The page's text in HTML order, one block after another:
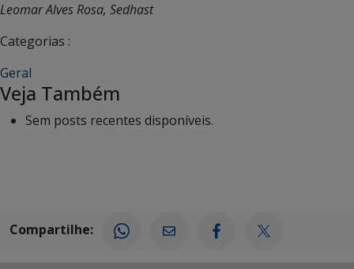
Leomar Alves Rosa, Sedhast
Categorias :
Geral
Veja Também
Sem posts recentes disponíveis.
Compartilhe: